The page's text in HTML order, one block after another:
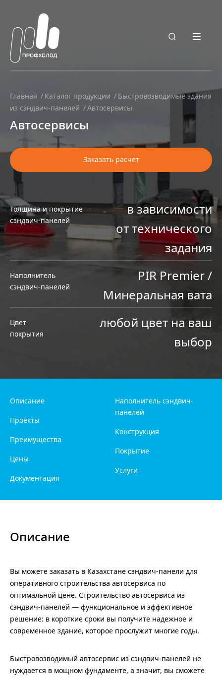
Главная Каталог продукции
Быстровозводимые здания
из сэндвич-панелей
Автосервисы
Автосервисы
Заказать расчет
Толщина и покрытие
сэндвич-панелей
в зависимости
от технического
задания
Наполнитель
сэндвич-панелей
PIR Premier /
Минеральная вата
Цвет
покрытия
любой цвет на ваш
выбор
Описание
Проекты
Преимущества
Цены
Документация
Наполнитель сэндвич-
панелей
Конструкция
Покрытие
Услуги
Описание
Вы можете заказать в Казахстане сэндвич-панели для
оперативного строительства автосервиса по
оптимальной цене. Строительство автосервиса из
сэндвич-панелей — функциональное и эффективное
решение: в короткие сроки вы получите надежное и
современное здание, которое прослужит многие годы.
Быстровозводимый автосервис из сэндвич-панелей не
нуждается в мощном фундаменте, а значит, вы сможете